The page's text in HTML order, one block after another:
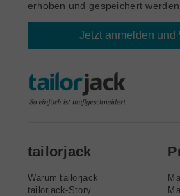
erhoben und gespeichert werden.
Jetzt anmelden und
tailorjack
Warum tailorjack
tailorjack-Story